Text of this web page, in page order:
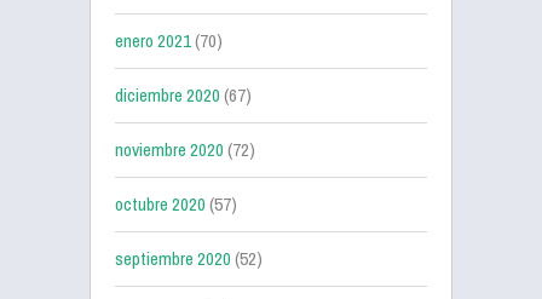
enero 2021(70)
diciembre 2020(67)
noviembre 2020(72)
octubre 2020(57)
septiembre 2020(52)